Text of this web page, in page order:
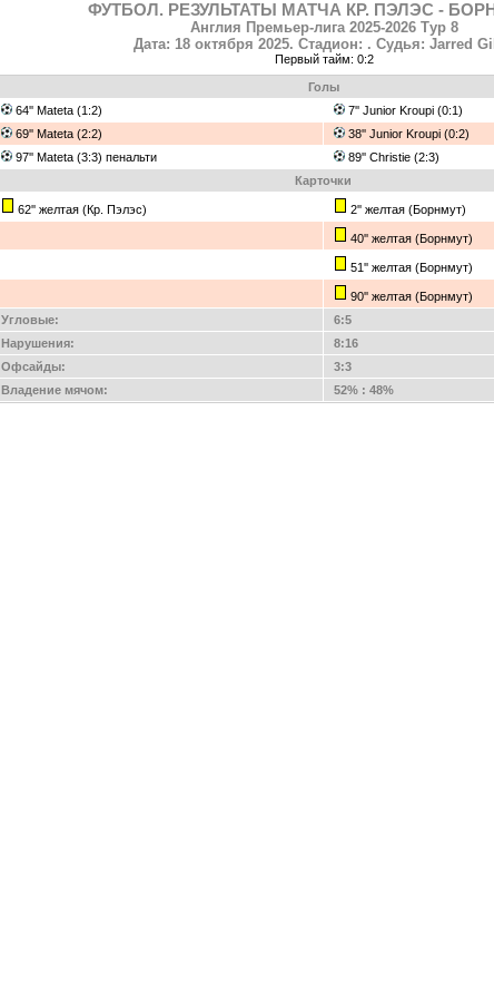
ФУТБОЛ. РЕЗУЛЬТАТЫ МАТЧА КР. ПЭЛЭС -
Англия Премьер-лига 2025-2026 Тур 8
Дата: 18 октября 2025. Стадион: . Судья: Jarred
Первый тайм: 0:2
Голы
64'' Mateta (1:2)
7'' Junior Kroupi (0:1)
69'' Mateta (2:2)
38'' Junior Kroupi (0:2)
97'' Mateta (3:3) пенальти
89'' Christie (2:3)
Карточки
62'' желтая (Кр. Пэлэс) 2'' желтая (Борнмут)
40'' желтая (Борнмут)
51'' желтая (Борнмут)
90'' желтая (Борнмут)
Угловые:
6:5
Нарушения:
8:16
Офсайды:
3:3
Владение мячом:
52% : 48%